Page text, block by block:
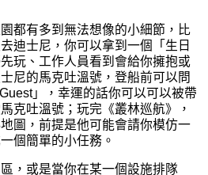
都有多到無法想像的小細節，比
迪士尼，你可以拿到一個「生日
玩、工作人員看到會給你擁抱或
尼的馬克吐溫號，登船前可以問
」，幸運的話你可以可以被帶
克吐溫號；玩完《叢林巡航》，
圖，前提是他可能會請你模仿一
個簡單的小任務。
，或是當你在某一個設施排隊